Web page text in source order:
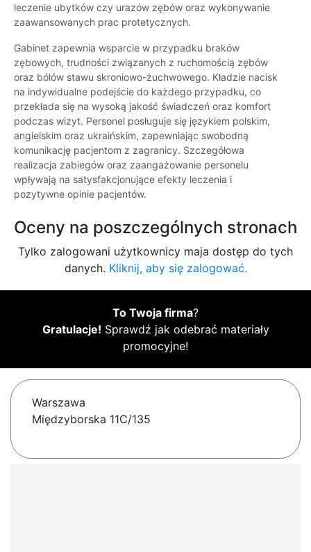
leczenie ubytków czy urazów zębów oraz wykonywanie
zaawansowanych prac protetycznych.
Gabinet zapewnia wsparcie w przypadku braków
zębowych, trudności związanych z ruchomością zębów
oraz bólów stawu skroniowo-żuchwowego. Kładzie nacisk
na indywidualne podejście do każdego przypadku, co
przekłada się na wysoką jakość świadczeń oraz komfort
podczas wizyt. Personel posługuje się językiem polskim,
angielskim oraz ukraińskim, zapewniając swobodną
komunikację pacjentom z zagranicy. Szczegółowa
realizacja zabiegów oraz zaangażowanie personelu
wpływają na satysfakcjonujące efekty leczenia i
pozytywne opinie pacjentów.
Oceny na poszczególnych stronach
Tylko zalogowani użytkownicy maja dostęp do tych
danych. Kliknij, aby się zalogować.
To Twoja firma?
Gratulacje! Sprawdź jak odebrać materiały
promocyjne!
Warszawa
Międzyborska 11C/135